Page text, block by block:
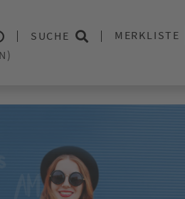
SUCHE MERKLISTE